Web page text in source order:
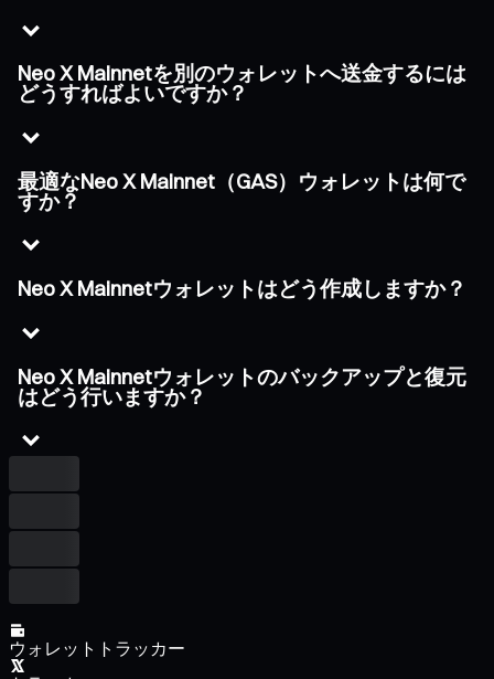
Neo X Mainnetを別のウォレットへ送金するには
どうすればよいですか？
最適なNeo X Mainnet（GAS）ウォレットは何で
すか？
Neo X Mainnetウォレットはどう作成しますか？
Neo X Mainnetウォレットのバックアップと復元
はどう行いますか？
ウォレットトラッカー